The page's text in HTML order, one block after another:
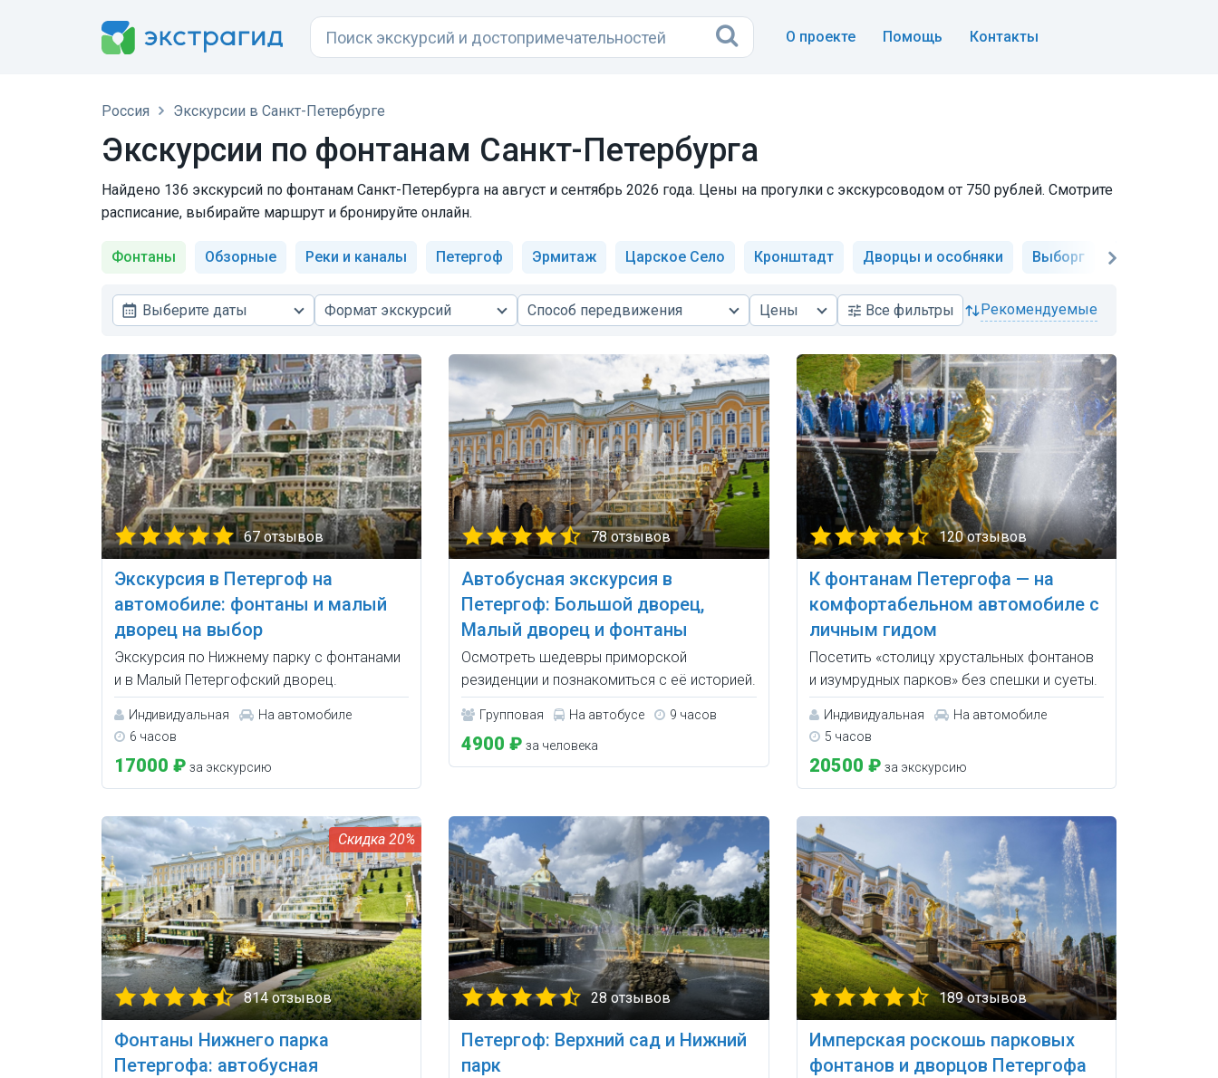
О проекте Помощь Контакты
Россия Экскурсии в Санкт-Петербурге
Экскурсии по фонтанам Санкт-Петербурга
Найдено 136 экскурсий по фонтанам Санкт-Петербурга на август и сентябрь 2026 года. Цены на прогулки с экскурсоводом от 750 рублей. Смотрите
расписание, выбирайте маршрут и бронируйте онлайн.
Фонтаны Обзорные Реки и каналы Петергоф Эрмитаж Царское Село Кронштадт Дворцы и особняки Выборг Музеи и
Выберите даты Формат экскурсий Способ передвижения Цены Всефильтры рекомендуемые
67 отзывов
Экскурсия в Петергоф на
автомобиле: фонтаны и малый
дворец на выбор
Экскурсия по Нижнему парку с фонтанами
и в Малый Петергофский дворец.
Индивидуальная
На автомобиле
6 часов
17000 ₽ за экскурсию
78 отзывов
Автобусная экскурсия в
Петергоф: Большой дворец,
Малый дворец и фонтаны
Осмотреть шедевры приморской
резиденции и познакомиться с её историей.
Групповая На автобусе 9 часов
4900 ₽ за человека
120 отзывов
К фонтанам Петергофа — на
комфортабельном автомобиле с
личным гидом
Посетить «столицу хрустальных фонтанов
и изумрудных парков» без спешки и суеты.
Индивидуальная
На автомобиле
5 часов
20500 ₽ за экскурсию
20%
814 отзывов
Фонтаны Нижнего парка
Петергофа: автобусная
28 отзывов
Петергоф: Верхний сад и Нижний
парк
189 отзывов
Имперская роскошь парковых
фонтанов и дворцов Петергофа